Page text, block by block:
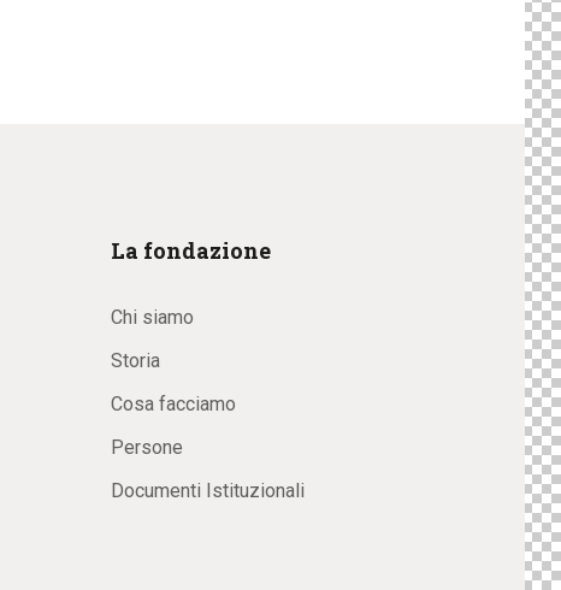
La fondazione
Chi siamo
Storia
Cosa facciamo
Persone
Documenti Istituzionali